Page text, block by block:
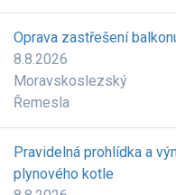
Oprava zastřešení
8.8.2026
Moravskoslezský
Řemesla
Pravidelná prohlídka a
plynového kotle